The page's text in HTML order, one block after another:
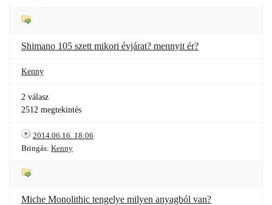
Shimano 105 szett mikori évjárat? mennyit ér?
Kenny
2 válasz
2512 megtekintés
2014.06.16. 18:06
Bringás: Kenny
Miche Monolithic tengelye milyen anyagból van?